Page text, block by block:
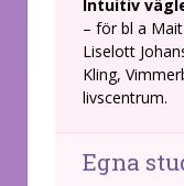
Intuitiv
– för bl a
Liselott
Kling,
livscentrum.
Egna